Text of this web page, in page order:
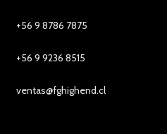
+56 9 8786 7875
+56 9 9236 8515
ventas@fghighend.cl